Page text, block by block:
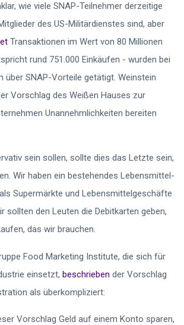
wie viele SNAP-Teilnehmer derzeitige
des US-Militärdienstes sind, aber
Transaktionen im Wert von 80 Millionen
rund 751.000 Einkäufen - wurden bei
über SNAP-Vorteile getätigt. Weinstein
Vorschlag des Weißen Hauses zur
Unannehmlichkeiten bereiten
sein sollen, sollte dies das Letzte sein,
Wir haben ein bestehendes Lebensmittel-
Supermärkte und Lebensmittelgeschäfte
sollten den Leuten die Debitkarten geben,
das wir brauchen.
Food Marketing Institute, die sich für
einsetzt, beschrieben der Vorschlag
als überkompliziert:
Vorschlag Geld auf einem Konto sparen,